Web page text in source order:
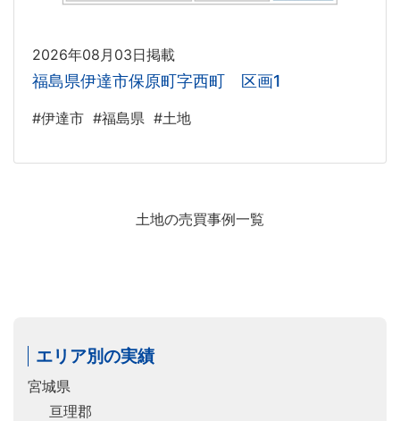
2026年08月03日掲載
福島県伊達市保原町字西町 区画1
#伊達市 #福島県 #土地
土地の売買事例一覧
エリア別の実績
宮城県
亘理郡